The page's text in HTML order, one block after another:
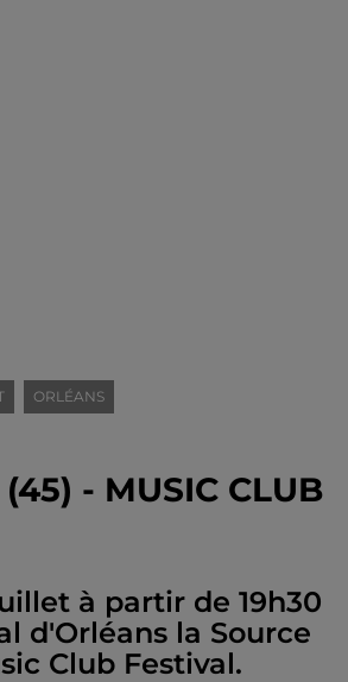
ORLÉANS
- MUSIC CLUB
à partir de 19h30
d'Orléans la Source
Club Festival.